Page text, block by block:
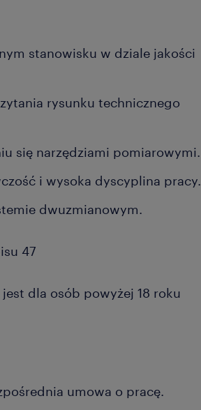
stanowisku w dziale jakości
rysunku technicznego
się narzędziami pomiarowymi.
i wysoka dyscyplina pracy.
dwuzmianowym.
47
dla osób powyżej 18 roku
umowa o pracę.